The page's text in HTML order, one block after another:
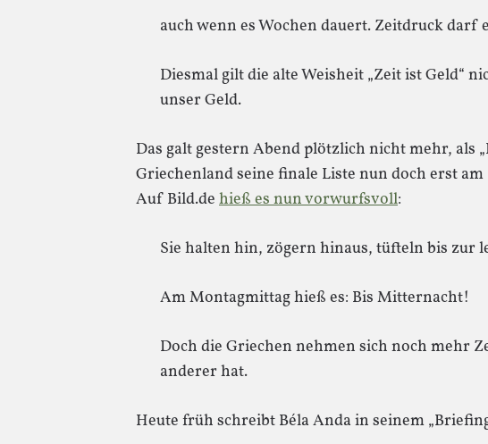
auch wenn es Wochen dauert. Zeitdruck darf
Diesmal gilt die alte Weisheit „Zeit ist Geld“
unser Geld.
Das galt gestern Abend plötzlich nicht mehr, als
Griechenland seine finale Liste nun doch erst
Auf Bild.de hieß es nun vorwurfsvoll:
Sie halten hin, zögern hinaus, tüfteln bis
Am Montagmittag hieß es: Bis Mitternacht!
Doch die Griechen nehmen sich noch mehr
anderer hat.
Heute früh schreibt Béla Anda in seinem